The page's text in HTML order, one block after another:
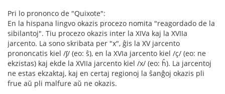
Pri lo prononco de "Quixote":
En la hispana lingvo okazis procezo nomita "reagordado de la
sibilantoj". Tiu procezo okazis inter la XIVa kaj la XVIIa
jarcento. La sono skribata per "x", ĝis la XV jarcento
prononcatis kiel /ʃ/ (eo: ŝ), en la XVIa jarcento kiel /ç/ (eo: ne
ekzistas) kaj ekde la XVIIa jarcento kiel /x/ (eo: ĥ). La jarcentoj
ne estas ekzaktaj, kaj en certaj regionoj la ŝanĝoj okazis pli
frue aŭ pli malfure aŭ ne okazis.